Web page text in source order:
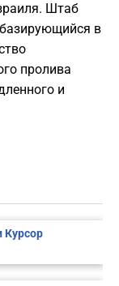
Штаб
в
пролива
и
Курсор